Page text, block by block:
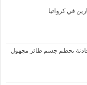
حادثة تحطم جسم طائر مجهول